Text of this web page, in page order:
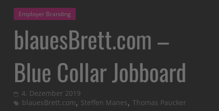
Employer Branding
blauesBrett.com –
Blue Collar Jobboard
4. Dezember 2019
blauesBrett.com, Steffen Manes,Thomas Paucker